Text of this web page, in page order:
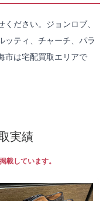
ださい。ジョンロブ、
ッティ、チャーチ、パラ
市は宅配買取エリアで
実績
載しています。